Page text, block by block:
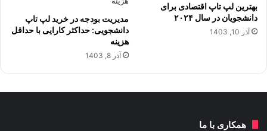
بهترین لپ تاپ اقتصادی برای
دانشجویان در سال ۲۰۲۴
آذر 10, 1403
مدیریت بودجه در خرید لپ تاپ
دانشجویی: حداکثر کارایی با حداقل
هزینه
آذر 8, 1403
همکاری با ما